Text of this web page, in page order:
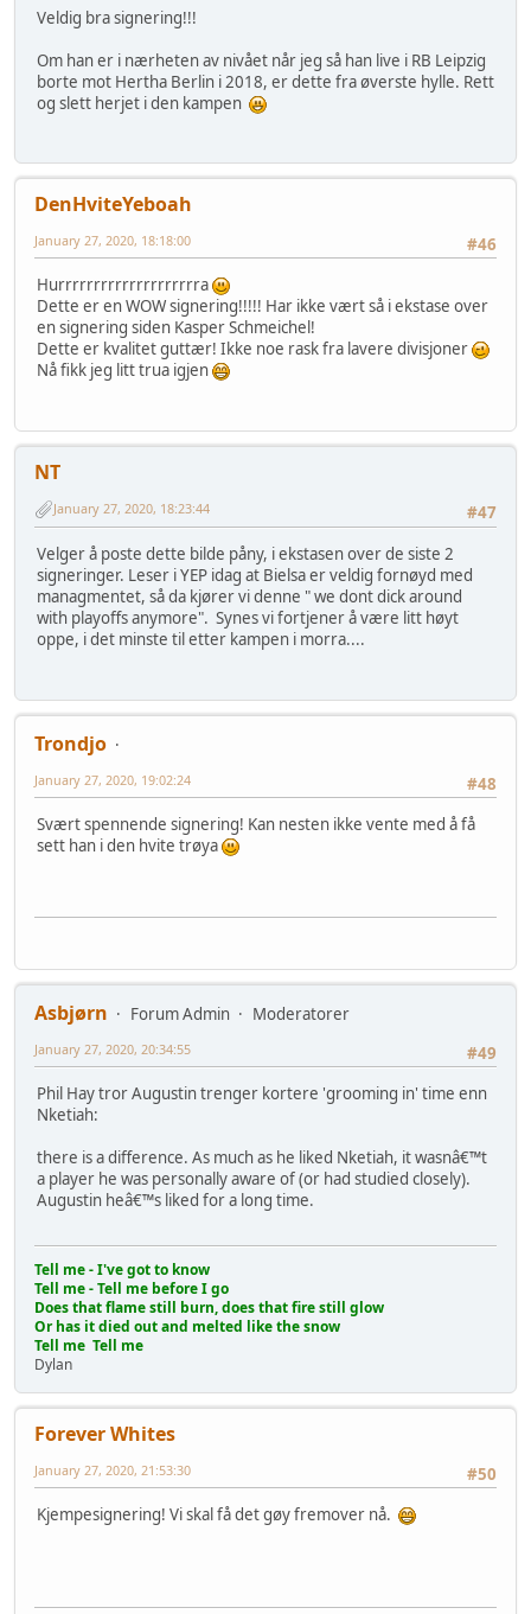
Veldig bra signering!!!
Om han er i nærheten av nivået når jeg så han live i RB Leipzig
borte mot Hertha Berlin i 2018, er dette fra øverste hylle. Rett
og slett herjet i den kampen
DenHviteYeboah
#46
January 27, 2020, 18:18:00
Hurrrrrrrrrrrrrrrrrrrra
Dette er en WOW signering!!!!! Har ikke vært så i ekstase over
en signering siden Kasper Schmeichel!
Dette er kvalitet guttær! Ikke noe rask fra lavere divisjoner
Nå fikk jeg litt trua igjen
NT
#47
January 27, 2020, 18:23:44
Velger å poste dette bilde påny, i ekstasen over de siste 2
signeringer. Leser i YEP idag at Bielsa er veldig fornøyd med
managmentet, så da kjører vi denne " we dont dick around
with playoffs anymore". Synes vi fortjener å være litt høyt
oppe, i det minste til etter kampen i morra....
Trondjo
#48
January 27, 2020, 19:02:24
Svært spennende signering! Kan nesten ikke vente med å få
sett han i den hvite trøya
Asbjørn Forum Admin
Moderatorer
#49
January 27, 2020, 20:34:55
Phil Hay tror Augustin trenger kortere 'grooming in' time enn
Nketiah:
there is a difference. As much as he liked Nketiah, it wasnâ€™t
a player he was personally aware of (or had studied closely).
Augustin heâ€™s liked for a long time.
Tell me - I've got to know
Tell me - Tell me before I go
Does that flame still burn, does that fire still glow
Or has it died out and melted like the snow
Tell me Tell me
Dylan
Forever Whites
#50
January 27, 2020, 21:53:30
Kjempesignering! Vi skal få det gøy fremover nå.